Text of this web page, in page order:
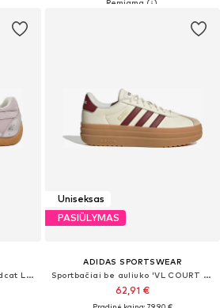
Sportbačiai be auliuko 'Speedcat Lou'
Uniseksas
PASIŪLYMAS
ADIDAS SPORTSWEAR
Sportbačiai be auliuko 'VL COURT BOLD'
62,91 €